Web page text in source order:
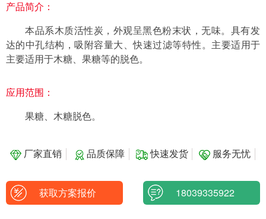
产品简介：
本品系木质活性炭，外观呈黑色粉末状，无味。具有发
达的中孔结构，吸附容量大、快速过滤等特性。主要适用于
主要适用于木糖、果糖等的脱色。
应用范围：
果糖、木糖脱色。
厂家直销 品质保障 快速发货 服务无忧
获取方案报价 18039335922